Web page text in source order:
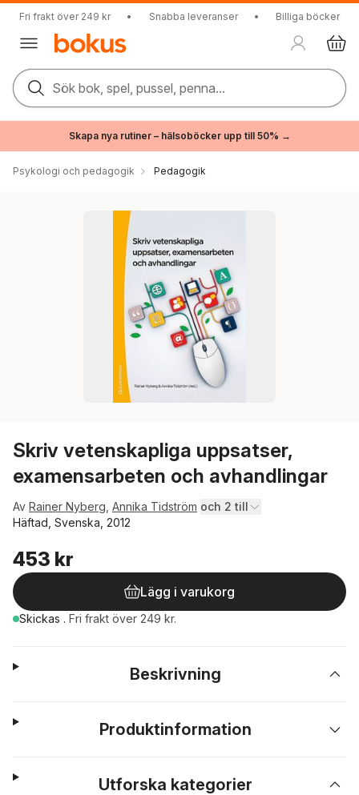
Fri frakt över 249 kr • Snabba leveranser • Billiga böcker
Sök bok, spel, pussel, penna...
Skapa nya rutiner – hälsoböcker upp till 50% →
Psykologi och pedagogik Pedagogik
Skriv vetenskapliga uppsatser,
examensarbeten och avhandlingar
Av Rainer Nyberg Annika Tidström och 2 till
Häftad, Svenska, 2012
453 kr
Lägg i varukorg
Skickas . Fri frakt över 249 kr.
Beskrivning
Produktinformation
Utforska kategorier